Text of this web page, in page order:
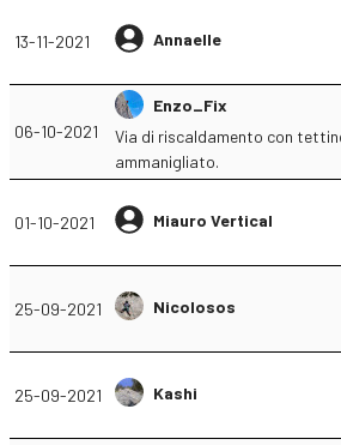
13-11-2021 Annaelle
06-10-2021
Enzo_Fix
Via di riscaldamento con
ammanigliato.
01-10-2021 Miauro Vertical
25-09-2021 Nicolosos
25-09-2021 Kashi